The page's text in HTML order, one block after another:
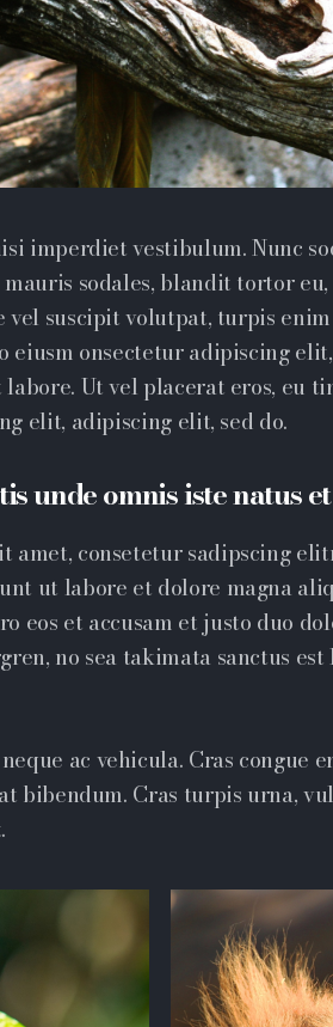
imperdiet vestibulum. Nunc
sodales, blandit tortor
suscipit volutpat, turpis
eiusm onsectetur adipiscing
Ut vel placerat eros, eu
elit, adipiscing elit, sed do.
unde omnis iste natus et
amet, consetetur sadipscing
ut labore et dolore magna
eos et accusam et justo duo
no sea takimata sanctus
ac vehicula. Cras congue
bibendum. Cras turpis urna,